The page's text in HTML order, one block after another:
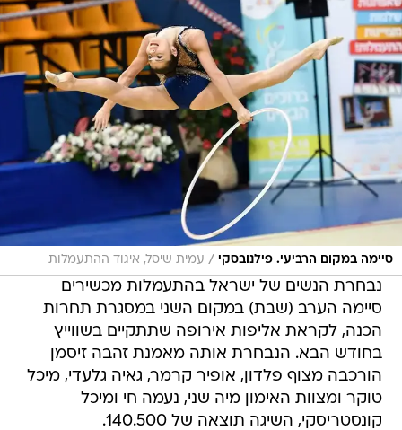
סיימה במקום הרביעי. פילנובסקי / עמית שיסל, איגוד ההתעמלות
נבחרת הנשים של ישראל בהתעמלות מכשירים
סיימה הערב (שבת) במקום השני במסגרת תחרות
הכנה, לקראת אליפות אירופה שתתקיים בשווייץ
בחודש הבא. הנבחרת אותה מאמנת זהבה זיסמן
הורכבה מצוף פלדון, אופיר קרמר, גאיה גלעדי, מיכל
טוקר ומצוות האימון מיה שני, נעמה חי ומיכל
קונסטריסקי, השיגה תוצאה של 140.500.